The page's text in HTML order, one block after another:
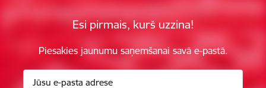
Esi pirmais, kurš uzzina!
Piesakies jaunumu saņemšanai savā e-pastā.